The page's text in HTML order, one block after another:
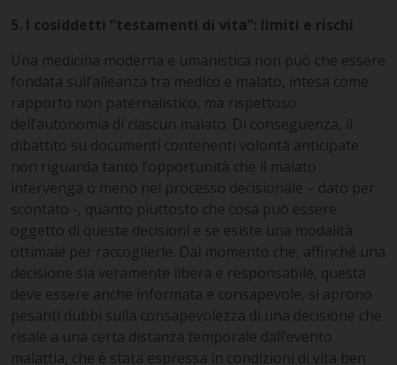
5. I cosiddetti “testamenti di vita”: limiti e rischi
Una medicina moderna e umanistica non può che essere
fondata sull’alleanza tra medico e malato, intesa come
rapporto non paternalistico, ma rispettoso
dell’autonomia di ciascun malato. Di conseguenza, il
dibattito su documenti contenenti volontà anticipate
non riguarda tanto l’opportunità che il malato
intervenga o meno nel processo decisionale – dato per
scontato -, quanto piuttosto che cosa può essere
oggetto di queste decisioni e se esiste una modalità
ottimale per raccoglierle. Dal momento che, affinché una
decisione sia veramente libera e responsabile, questa
deve essere anche informata e consapevole, si aprono
pesanti dubbi sulla consapevolezza di una decisione che
risale a una certa distanza temporale dall’evento
malattia, che è stata espressa in condizioni di vita ben